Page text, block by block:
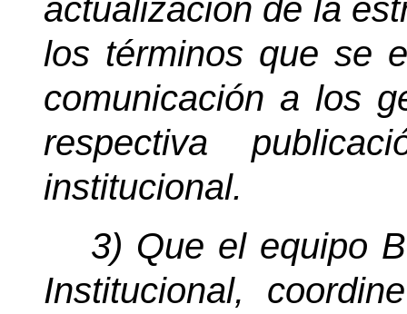
actualización de la
los términos que se
comunicación a los
respectiva
institucional.
3) Que el equipo
Institucional,